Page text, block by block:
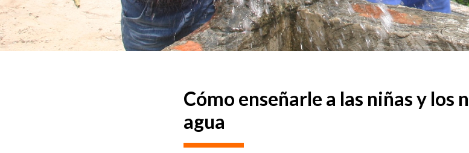
Cómo enseñarle a las niñas y los
agua